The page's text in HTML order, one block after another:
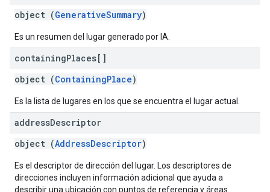
object (GenerativeSummary)
Es un resumen del lugar generado por IA.
containingPlaces[]
object (ContainingPlace)
Es la lista de lugares en los que se encuentra el lugar actual.
addressDescriptor
object (AddressDescriptor)
Es el descriptor de dirección del lugar. Los descriptores de
direcciones incluyen información adicional que ayuda a
describir una ubicación con puntos de referencia y áreas.